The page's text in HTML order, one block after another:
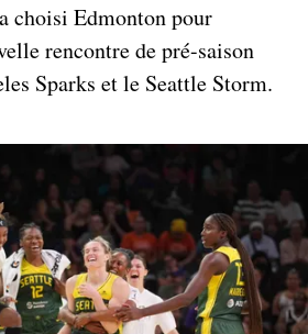
choisi Edmonton pour
rencontre de pré-saison
Sparks et le Seattle Storm.